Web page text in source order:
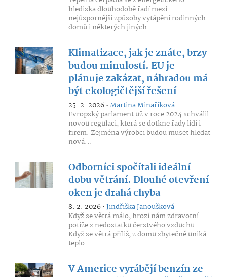
hlediska dlouhodobě řadí mezi
nejúspornější způsoby vytápění rodinných
domů i některých jiných...
Klimatizace, jak je znáte, brzy
budou minulostí. EU je
plánuje zakázat, náhradou má
být ekologičtější řešení
25. 2. 2026 •Martina Minaříková
Evropský parlament už v roce 2024 schválil
novou regulaci, která se dotkne řady lidí i
firem. Zejména výrobci budou muset hledat
nová...
Odborníci spočítali ideální
dobu větrání. Dlouhé otevření
oken je drahá chyba
8. 2. 2026 •Jindřiška Janoušková
Když se větrá málo, hrozí nám zdravotní
potíže z nedostatku čerstvého vzduchu.
Když se větrá příliš, z domu zbytečně uniká
teplo....
V Americe vyrábějí benzín ze